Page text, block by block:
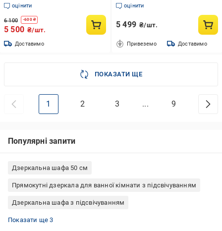
1000х700х160 мм
оцінити
6 100 -600₴
5 500 ₴/шт.
Доставимо
оцінити
5 499 ₴/шт.
Привеземо Доставимо
ПОКАЗАТИ ЩЕ
1 2 3 ... 9
Популярні запити
Дзеркальна шафа 50 см
Прямокутні дзеркала для ванної кімнати з підсвічуванням
Дзеркальна шафа з підсвічуванням
Овальні дзеркала для ванної кімнати з підсвічуванням
Дзеркала для ванної кімнати 50 см з підсвічуванням
Дзеркала для ванної кімнати 70 см з підсвічуванням
Показати ще 3